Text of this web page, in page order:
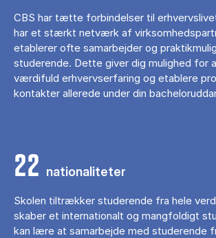
CBS har tætte forbindelser til
har et stærkt netværk af
etablerer ofte samarbejder og
studerende. Dette giver dig mulighed for
værdifuld erhvervserfaring og etablere
kontakter allerede under din
22 nationaliteter
Skolen tiltrækker studerende fra hele
skaber et internationalt og mangfoldigt
kan lære at samarbejde med studerende